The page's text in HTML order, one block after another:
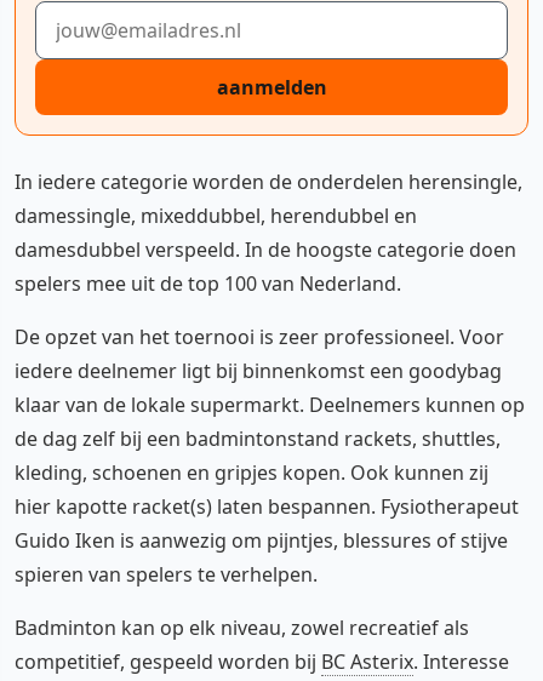
E-mailadres
aanmelden
In iedere categorie worden de onderdelen herensingle,
damessingle, mixeddubbel, herendubbel en
damesdubbel verspeeld. In de hoogste categorie doen
spelers mee uit de top 100 van Nederland.
De opzet van het toernooi is zeer professioneel. Voor
iedere deelnemer ligt bij binnenkomst een goodybag
klaar van de lokale supermarkt. Deelnemers kunnen op
de dag zelf bij een badmintonstand rackets, shuttles,
kleding, schoenen en gripjes kopen. Ook kunnen zij
hier kapotte racket(s) laten bespannen. Fysiotherapeut
Guido Iken is aanwezig om pijntjes, blessures of stijve
spieren van spelers te verhelpen.
Badminton kan op elk niveau, zowel recreatief als
competitief, gespeeld worden bij BC Asterix. Interesse